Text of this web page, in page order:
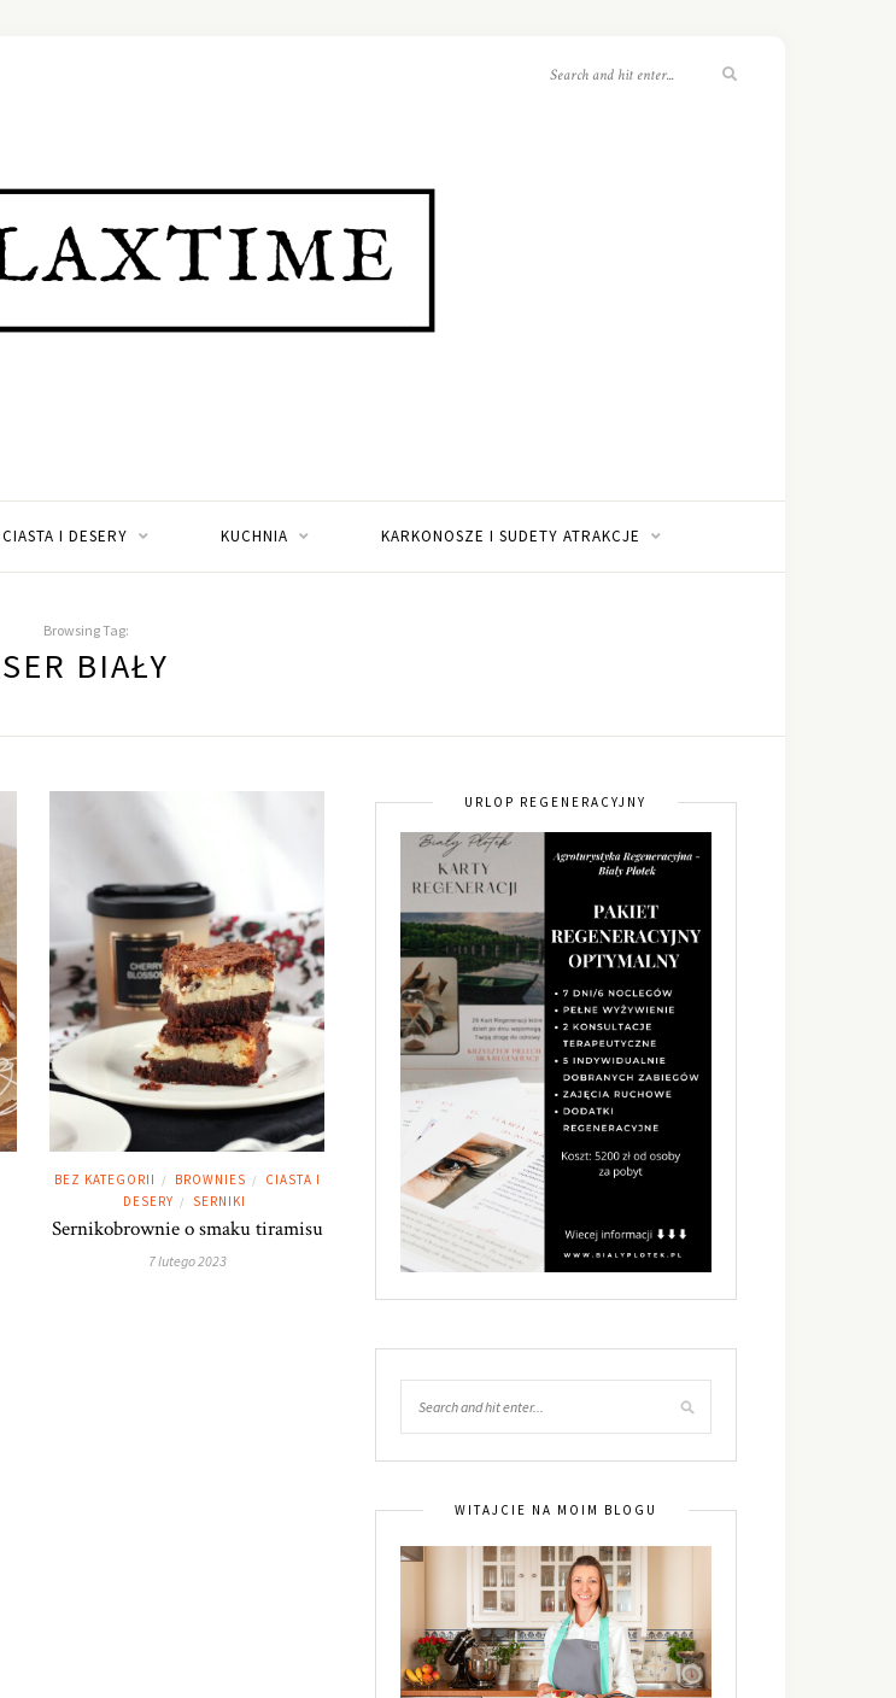
CIASTA I DESERY KUCHNIA KARKONOSZE I SUDETY ATRAKCJE
Browsing Tag:
SER BIAŁY
BEZ KATEGORII / BROWNIES /
CIASTA I
DESERY / SERNIKI
Sernikobrownie o smaku tiramisu
7 lutego 2023
URLOP REGENERACYJNY
WITAJCIE NA MOIM BLOGU